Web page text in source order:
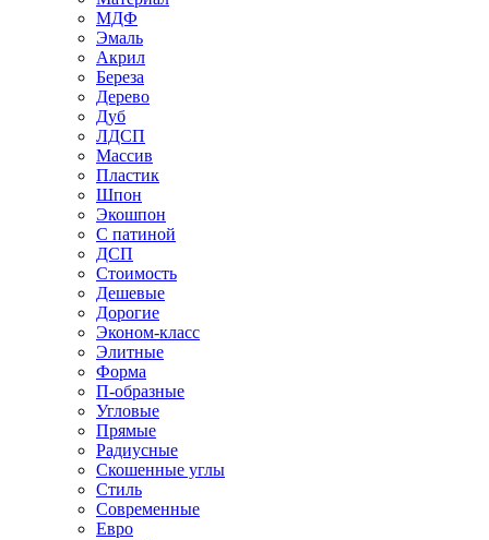
МДФ
Эмаль
Акрил
Береза
Дерево
Дуб
ЛДСП
Массив
Пластик
Шпон
Экошпон
С патиной
ДСП
Стоимость
Дешевые
Дорогие
Эконом-класс
Элитные
Форма
П-образные
Угловые
Прямые
Радиусные
Скошенные углы
Стиль
Современные
Евро